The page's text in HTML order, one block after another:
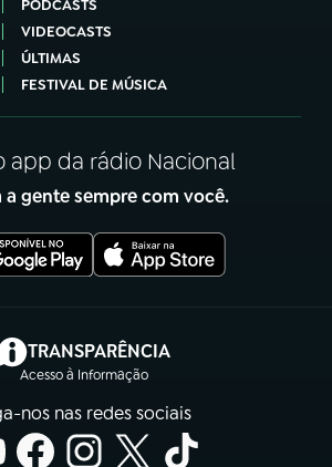
PODCASTS
VIDEOCASTS
ÚLTIMAS
FESTIVAL DE MÚSICA
app da rádio Nacional
a gente sempre com você.
TRANSPARÊNCIA
Acesso à Informação
(abre em nova aba)
nos nas redes sociais